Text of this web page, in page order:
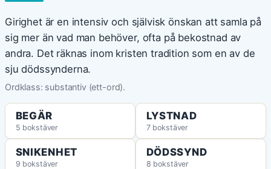
Girighet är en intensiv och självisk önskan att samla på
sig mer än vad man behöver, ofta på bekostnad av
andra. Det räknas inom kristen tradition som en av de
sju dödssynderna.
Ordklass: substantiv (ett-ord).
BEGÄR
5 bokstäver
LYSTNAD
7 bokstäver
SNIKENHET
9 bokstäver
DÖDSSYND
8 bokstäver